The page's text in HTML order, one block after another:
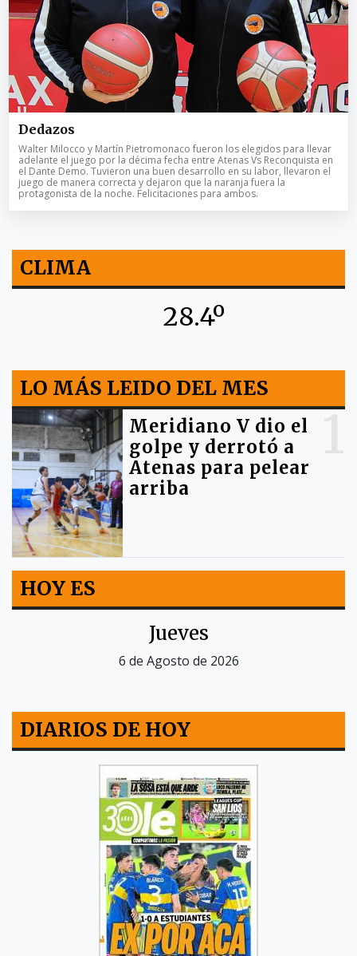
Dedazos
Walter Milocco y Martín Pietromonaco fueron los elegidos para llevar
adelante el juego por la décima fecha entre Atenas Vs Reconquista en
el Dante Demo. Tuvieron una buen desarrollo en su labor, llevaron el
juego de manera correcta y dejaron que la naranja fuera la
protagonista de la noche. Felicitaciones para ambos.
CLIMA
28.4º
LO MÁS LEIDO DEL MES
Meridiano V dio el
golpe y derrotó a
Atenas para pelear
arriba
HOY ES
Jueves
6 de Agosto de 2026
DIARIOS DE HOY